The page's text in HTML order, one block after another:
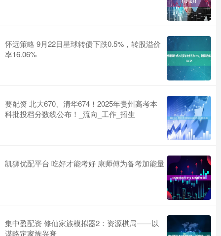
怀远策略 9月22日星球转债下跌0.5%，转股溢价
率16.06%
要配资 北大670、清华674！2025年贵州高考本
科批投档分数线公布！_流向_工作_招生
凯狮优配平台 吃好才能考好 康师傅为备考加能量
集中盈配资 修仙家族模拟器2：资源棋局——以
谋略定家族兴衰